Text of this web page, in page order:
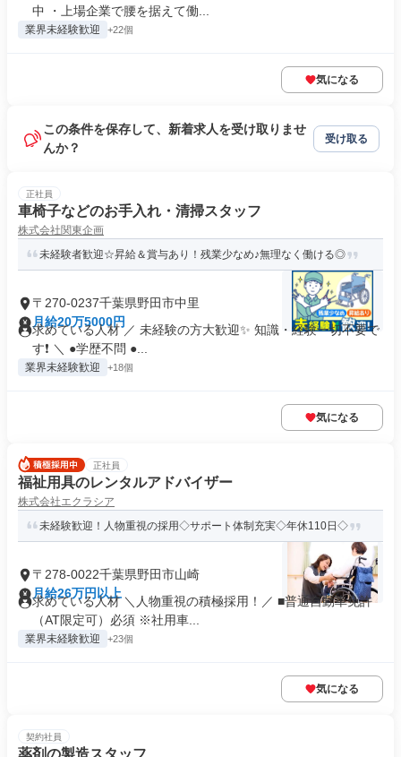
中 ・上場企業で腰を据えて働...
業界未経験歓迎 +22個
気になる
この条件を保存して、新着求人を受け取りませ
んか？
受け取る
正社員
車椅子などのお手入れ・清掃スタッフ
株式会社関東企画
未経験者歓迎☆昇給＆賞与あり！残業少なめ♪無理なく働ける◎
〒270-0237千葉県野田市中里
月給20万5000円
求めている人材 ／ 未経験の方大歓迎✨ 知識・経験一切不要で
す❗ ＼ ●学歴不問 ●...
業界未経験歓迎 +18個
気になる
正社員
福祉用具のレンタルアドバイザー
株式会社エクラシア
未経験歓迎！人物重視の採用◇サポート体制充実◇年休110日◇
〒278-0022千葉県野田市山崎
月給26万円以上
求めている人材 ＼人物重視の積極採用！／ ■普通自動車免許
（AT限定可）必須 ※社用車...
業界未経験歓迎 +23個
気になる
契約社員
薬剤の製造スタッフ